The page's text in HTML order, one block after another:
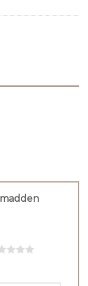
madden